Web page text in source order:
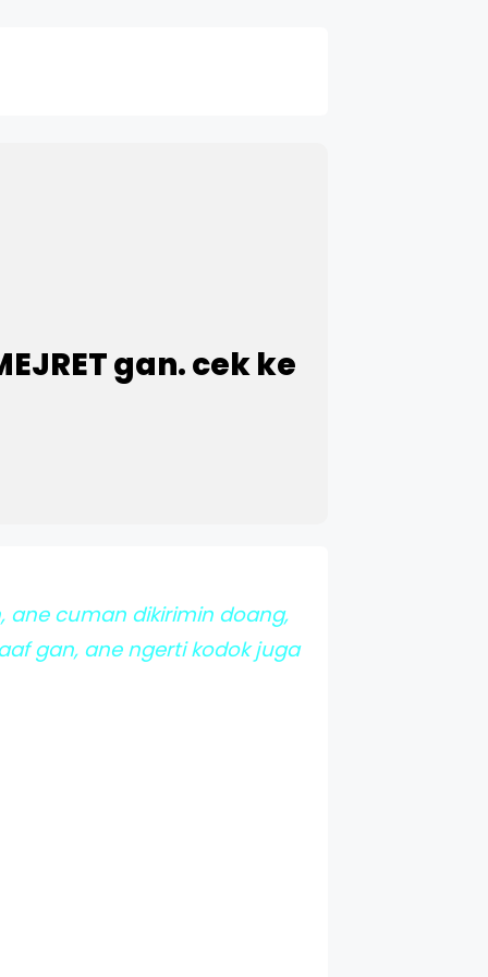
gan. cek ke
ane cuman dikirimin doang,
gan, ane ngerti kodok juga